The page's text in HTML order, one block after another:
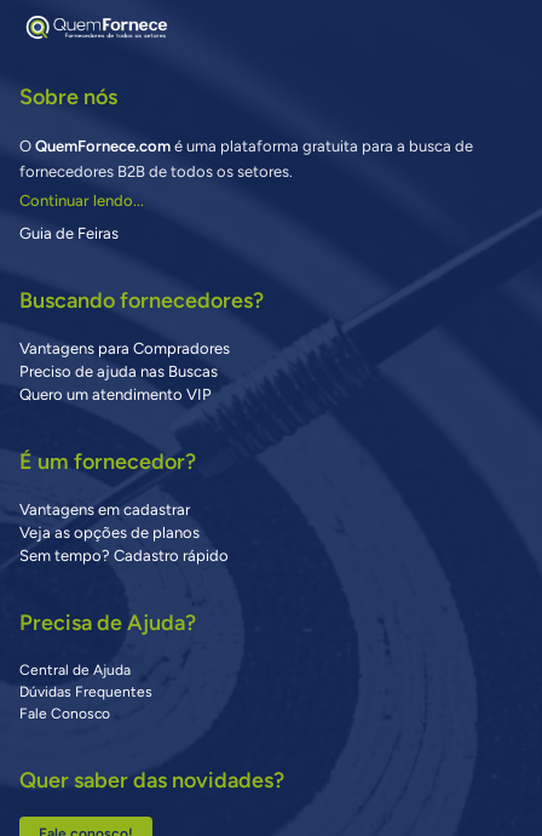
Sobre nós
O QuemFornece.com é uma plataforma gratuita para a busca de
fornecedores B2B de todos os setores.
Continuar lendo...
Guia de Feiras
Buscando fornecedores?
Vantagens para Compradores
Preciso de ajuda nas Buscas
Quero um atendimento VIP
É um fornecedor?
Vantagens em cadastrar
Veja as opções de planos
Sem tempo? Cadastro rápido
Precisa de Ajuda?
Central de Ajuda
Dúvidas Frequentes
Fale Conosco
Quer saber das novidades?